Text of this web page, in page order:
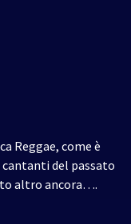
Reggae, come è
del passato
altro ancora….